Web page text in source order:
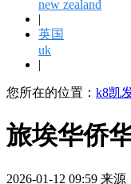
new zealand
|
英国
uk
|
您所在的位置： k8凯
旅埃华侨
2026-01-12 09:59 来